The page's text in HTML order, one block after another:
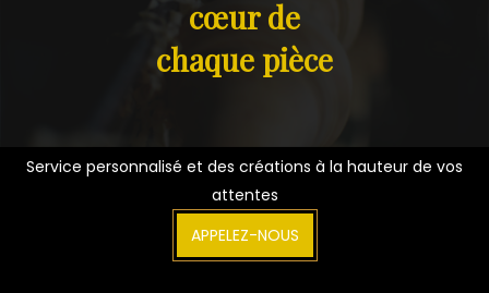
cœur de
chaque pièce
Service personnalisé et des créations à la hauteur de vos
attentes
APPELEZ-NOUS